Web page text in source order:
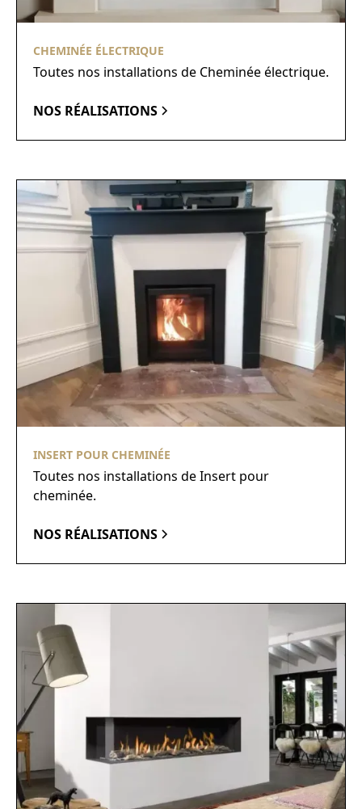
CHEMINÉE ÉLECTRIQUE
Toutes nos installations de Cheminée électrique.
NOS RÉALISATIONS
INSERT POUR CHEMINÉE
Toutes nos installations de Insert pour
cheminée.
NOS RÉALISATIONS